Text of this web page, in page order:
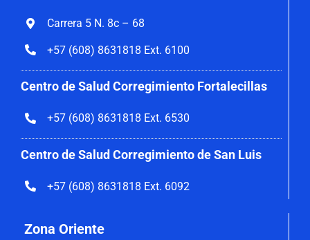
Carrera 5 N. 8c – 68
+57 (608) 8631818 Ext. 6100
Centro de Salud Corregimiento Fortalecillas
+57 (608) 8631818 Ext. 6530
Centro de Salud Corregimiento de San Luis
+57 (608) 8631818 Ext. 6092
Zona Oriente